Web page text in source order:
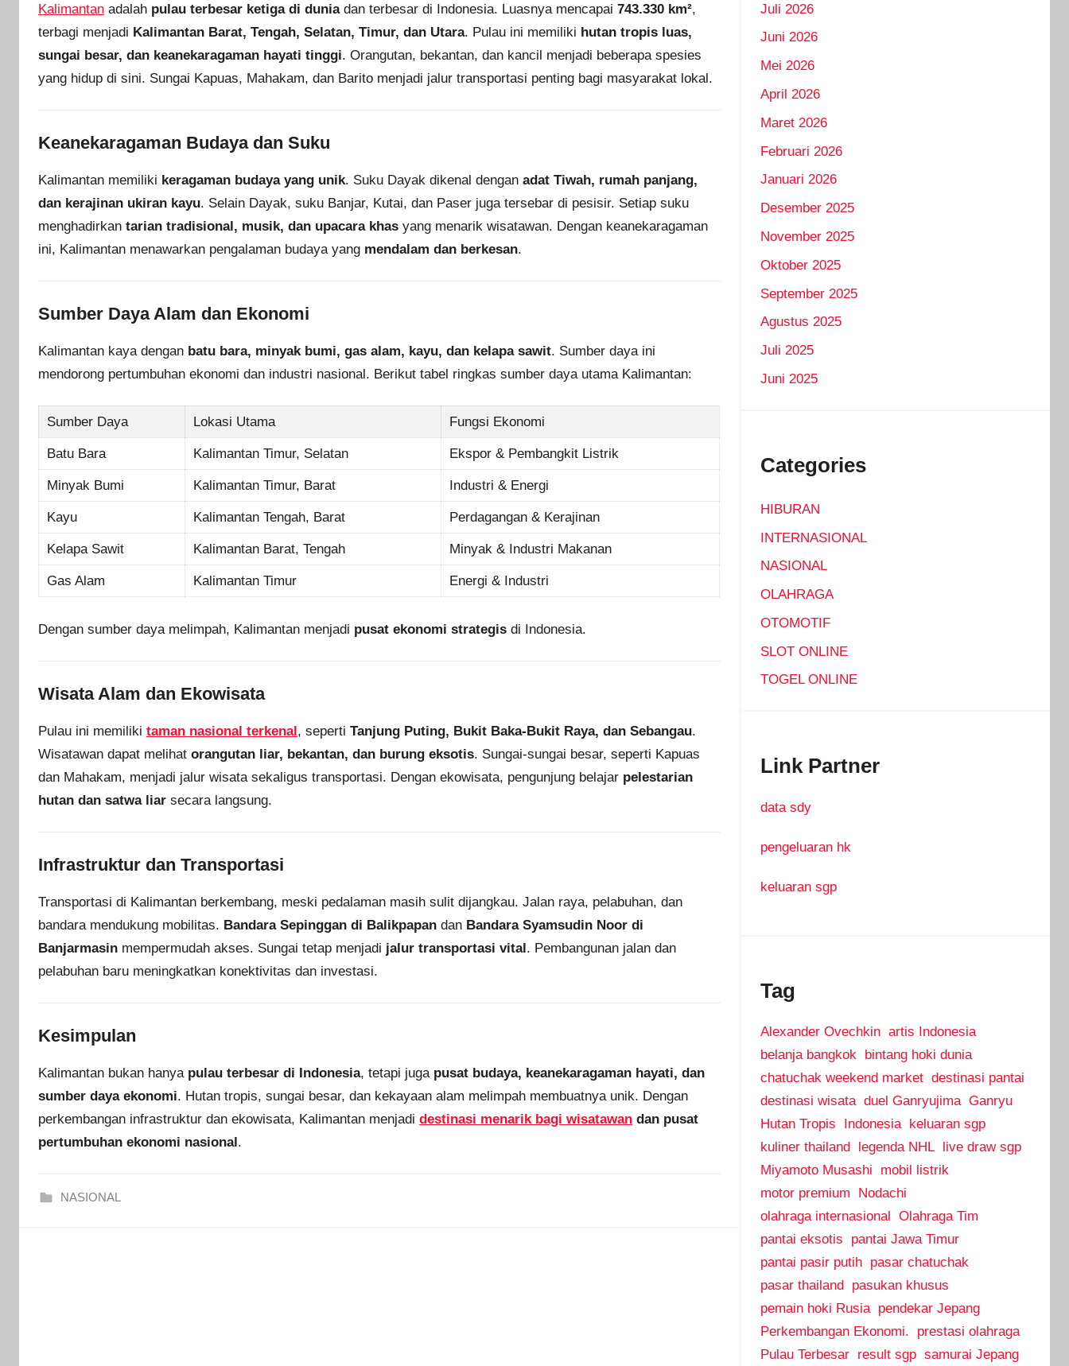
Kalimantan adalah pulau terbesar ketiga di duniadan terbesar di Indonesia. Luasnya mencapai 743.330 km²,
terbagi menjadi Kalimantan Barat, Tengah, Selatan, Timur, dan Utara. Pulau ini memiliki hutan tropis luas,
sungai besar, dan keanekaragaman hayati tinggi. Orangutan, bekantan, dan kancil menjadi beberapa spesies
yang hidup di sini. Sungai Kapuas, Mahakam, dan Barito menjadi jalur transportasi penting bagi masyarakat lokal.
Keanekaragaman Budaya dan Suku
Kalimantan memiliki keragaman budaya yang unik. Suku Dayak dikenal dengan adat Tiwah, rumah panjang,
dan kerajinan ukiran kayu. Selain Dayak, suku Banjar, Kutai, dan Paser juga tersebar di pesisir. Setiap suku
menghadirkan tarian tradisional, musik, dan upacara khas yang menarik wisatawan. Dengan keanekaragaman
ini, Kalimantan menawarkan pengalaman budaya yang mendalam dan berkesan.
Sumber Daya Alam dan Ekonomi
Kalimantan kaya dengan batu bara, minyak bumi, gas alam, kayu, dan kelapa sawit. Sumber daya ini
mendorong pertumbuhan ekonomi dan industri nasional. Berikut tabel ringkas sumber daya utama Kalimantan:
Sumber Daya Lokasi Utama Fungsi Ekonomi
Batu Bara Kalimantan Timur, Selatan Ekspor & Pembangkit Listrik
Minyak Bumi Kalimantan Timur, Barat Industri & Energi
Kayu Kalimantan Tengah, Barat Perdagangan & Kerajinan
Kelapa Sawit Kalimantan Barat, Tengah Minyak & Industri Makanan
Gas Alam Kalimantan Timur Energi & Industri
Dengan sumber daya melimpah, Kalimantan menjadi pusat ekonomi strategis di Indonesia.
Wisata Alam dan Ekowisata
Pulau ini memiliki taman nasional terkenal, seperti Tanjung Puting, Bukit Baka-Bukit Raya, dan Sebangau.
Wisatawan dapat melihat orangutan liar, bekantan, dan burung eksotis. Sungai-sungai besar, seperti Kapuas
dan Mahakam, menjadi jalur wisata sekaligus transportasi. Dengan ekowisata, pengunjung belajar pelestarian
hutan dan satwa liar secara langsung.
Infrastruktur dan Transportasi
Transportasi di Kalimantan berkembang, meski pedalaman masih sulit dijangkau. Jalan raya, pelabuhan, dan
bandara mendukung mobilitas. Bandara Sepinggan di Balikpapan dan Bandara Syamsudin Noor di
Banjarmasin mempermudah akses. Sungai tetap menjadi jalur transportasi vital. Pembangunan jalan dan
pelabuhan baru meningkatkan konektivitas dan investasi.
Kesimpulan
Kalimantan bukan hanya pulau terbesar di Indonesia, tetapi juga pusat budaya, keanekaragaman hayati, dan
sumber daya ekonomi. Hutan tropis, sungai besar, dan kekayaan alam melimpah membuatnya unik. Dengan
perkembangan infrastruktur dan ekowisata, Kalimantan menjadi destinasi menarik bagi wisatawan dan pusat
pertumbuhan ekonomi nasional.
NASIONAL
Juli 2026
Juni 2026
Mei 2026
April 2026
Maret 2026
Februari 2026
Januari 2026
Desember 2025
November 2025
Oktober 2025
September 2025
Agustus 2025
Juli 2025
Juni 2025
Categories
HIBURAN
INTERNASIONAL
NASIONAL
OLAHRAGA
OTOMOTIF
SLOT ONLINE
TOGEL ONLINE
Link Partner
data sdy
pengeluaran hk
keluaran sgp
Tag
Alexander Ovechkin artis Indonesia
belanja bangkok
bintang hoki dunia
chatuchak weekend market destinasi pantai
destinasi wisata duel Ganryujima Ganryu
Hutan Tropis
Indonesia
keluaran sgp
kuliner thailand
legenda NHL
live draw sgp
Miyamoto Musashi
mobil listrik
motor premium
Nodachi
olahraga internasional
Olahraga Tim
pantai eksotis
pantai Jawa Timur
pantai pasir putih pasar chatuchak
pasar thailand
pasukan khusus
pemain hoki Rusia pendekar Jepang
Perkembangan Ekonomi.
prestasi olahraga
Pulau Terbesar result sgp samurai Jepang